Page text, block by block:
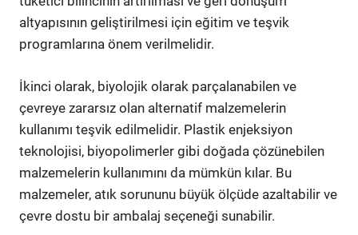
altyapısının geliştirilmesi için eğitim ve teşvik
programlarına önem verilmelidir.
İkinci olarak, biyolojik olarak parçalanabilen ve
çevreye zararsız olan alternatif malzemelerin
kullanımı teşvik edilmelidir. Plastik enjeksiyon
teknolojisi, biyopolimerler gibi doğada çözünebilen
malzemelerin kullanımını da mümkün kılar. Bu
malzemeler, atık sorununu büyük ölçüde azaltabilir ve
çevre dostu bir ambalaj seçeneği sunabilir.